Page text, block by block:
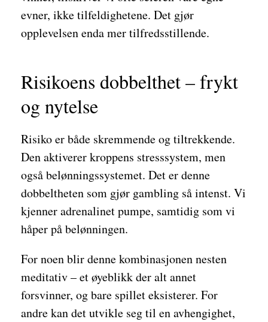
evner, ikke tilfeldighetene. Det gjør
opplevelsen enda mer tilfredsstillende.
Risikoens dobbelthet – frykt
og nytelse
Risiko er både skremmende og tiltrekkende.
Den aktiverer kroppens stresssystem, men
også belønningssystemet. Det er denne
dobbeltheten som gjør gambling så intenst. Vi
kjenner adrenalinet pumpe, samtidig som vi
håper på belønningen.
For noen blir denne kombinasjonen nesten
meditativ – et øyeblikk der alt annet
forsvinner, og bare spillet eksisterer. For
andre kan det utvikle seg til en avhengighet,